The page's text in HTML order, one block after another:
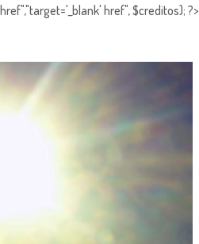
href", $creditos); ?>